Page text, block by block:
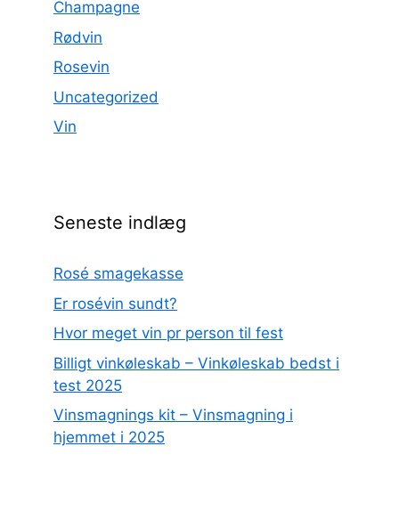
Champagne
Rødvin
Rosevin
Uncategorized
Vin
Seneste indlæg
Rosé smagekasse
Er rosévin sundt?
Hvor meget vin pr person til fest
Billigt vinkøleskab – Vinkøleskab bedst i
test 2025
Vinsmagnings kit – Vinsmagning i
hjemmet i 2025